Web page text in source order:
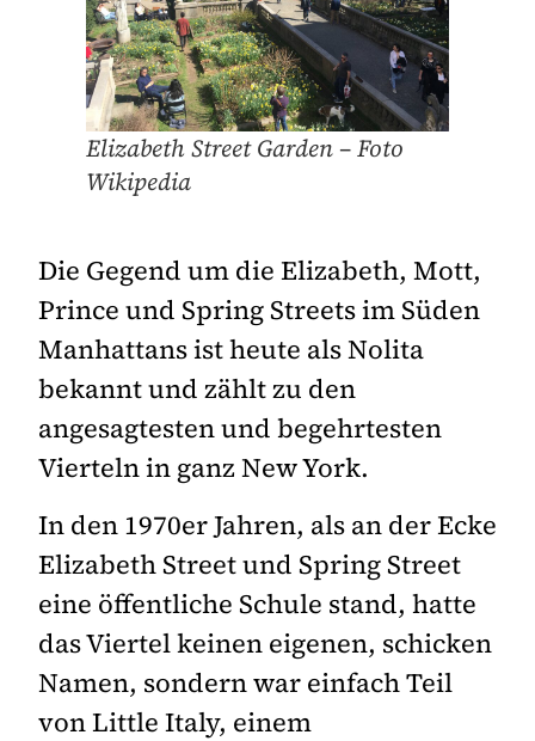
Elizabeth Street Garden – Foto
Wikipedia
Die Gegend um die Elizabeth, Mott,
Prince und Spring Streets im Süden
Manhattans ist heute als Nolita
bekannt und zählt zu den
angesagtesten und begehrtesten
Vierteln in ganz New York.
In den 1970er Jahren, als an der Ecke
Elizabeth Street und Spring Street
eine öffentliche Schule stand, hatte
das Viertel keinen eigenen, schicken
Namen, sondern war einfach Teil
von Little Italy, einem